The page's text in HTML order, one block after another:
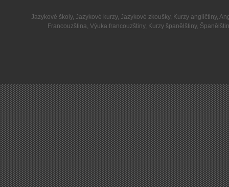
Jazykové školy, Jazykové kurzy, Jazykové zkoušky, Kurzy angličtiny,
Francouzština,Výuka francouzštiny, Kurzy španělštiny,